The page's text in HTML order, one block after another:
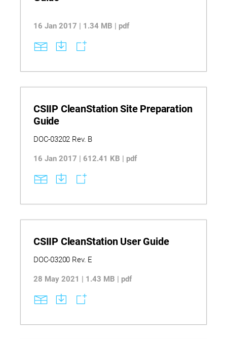
16 Jan 2017 | 1.34 MB | pdf
CSIIP CleanStation Site Preparation
Guide
DOC-03202 Rev. B
16 Jan 2017 | 612.41 KB | pdf
CSIIP CleanStation User Guide
DOC-03200 Rev. E
28 May 2021 | 1.43 MB | pdf